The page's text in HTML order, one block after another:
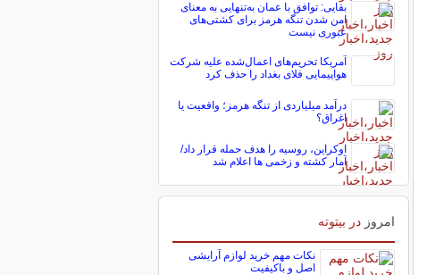
بقایی: توافق با عمان به‌تنهایی به معنای
امن شدن تنگه هرمز برای کشتی‌های
عبوری نیست
آمریکا تحریم‌های اعمال‌شده علیه شرکت
هواپیمایی فلای بغداد را حذف کرد
درآمد میلیاردی از تنگه هرمز؛ واقعیت یا
اغراق؟
اوکراین، روسیه را هدف حمله قرار داد/
آمار کشته و زخمی ها اعلام شد
امروز در بیتوته
نکات مهم خرید لوازم آرایشی
اصل و باکیفیت